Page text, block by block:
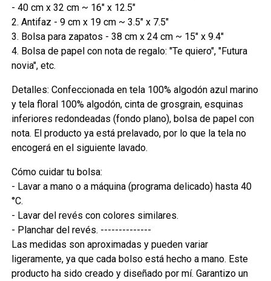
- 40 cm x 32 cm ~ 16" x 12.5"
2. Antifaz - 9 cm x 19 cm ~ 3.5" x 7.5"
3. Bolsa para zapatos - 38 cm x 24 cm ~ 15" x 9.4"
4. Bolsa de papel con nota de regalo: "Te quiero", "Futura
novia", etc.
Detalles: Confeccionada en tela 100% algodón azul marino
y tela floral 100% algodón, cinta de grosgrain, esquinas
inferiores redondeadas (fondo plano), bolsa de papel con
nota. El producto ya está prelavado, por lo que la tela no
encogerá en el siguiente lavado.
Cómo cuidar tu bolsa:
- Lavar a mano o a máquina (programa delicado) hasta 40
°C.
- Lavar del revés con colores similares.
- Planchar del revés. --------------
Las medidas son aproximadas y pueden variar
ligeramente, ya que cada bolso está hecho a mano. Este
producto ha sido creado y diseñado por mí. Garantizo un